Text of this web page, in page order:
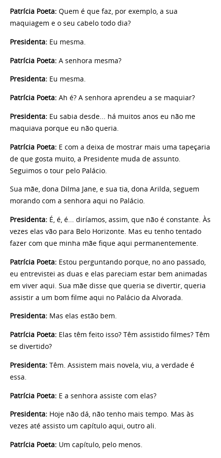
Patrícia Poeta: Quem é que faz, por exemplo, a sua
maquiagem e o seu cabelo todo dia?
Presidenta: Eu mesma.
Patrícia Poeta: A senhora mesma?
Presidenta: Eu mesma.
Patrícia Poeta: Ah é? A senhora aprendeu a se maquiar?
Presidenta: Eu sabia desde... há muitos anos eu não me
maquiava porque eu não queria.
Patrícia Poeta: E com a deixa de mostrar mais uma tapeçaria
de que gosta muito, a Presidente muda de assunto.
Seguimos o tour pelo Palácio.
Sua mãe, dona Dilma Jane, e sua tia, dona Arilda, seguem
morando com a senhora aqui no Palácio.
Presidenta: É, é, é... diríamos, assim, que não é constante. Às
vezes elas vão para Belo Horizonte. Mas eu tenho tentado
fazer com que minha mãe fique aqui permanentemente.
Patrícia Poeta: Estou perguntando porque, no ano passado,
eu entrevistei as duas e elas pareciam estar bem animadas
em viver aqui. Sua mãe disse que queria se divertir, queria
assistir a um bom filme aqui no Palácio da Alvorada.
Presidenta: Mas elas estão bem.
Patrícia Poeta: Elas têm feito isso? Têm assistido filmes? Têm
se divertido?
Presidenta: Têm. Assistem mais novela, viu, a verdade é
essa.
Patrícia Poeta: E a senhora assiste com elas?
Presidenta: Hoje não dá, não tenho mais tempo. Mas às
vezes até assisto um capítulo aqui, outro ali.
Patrícia Poeta: Um capítulo, pelo menos.